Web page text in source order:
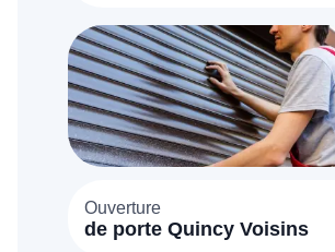
Ouverture
de porte Quincy Voisins